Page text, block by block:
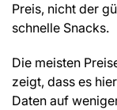
Preis, nicht der
schnelle Snacks.
Die meisten
zeigt, dass es
Daten auf